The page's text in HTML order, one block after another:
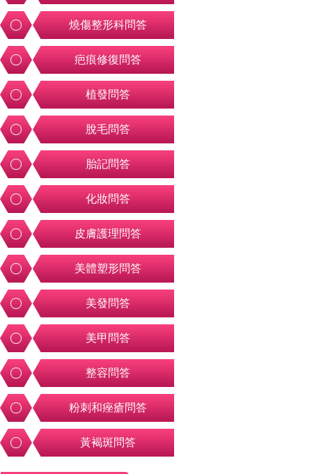
燒傷整形科問答
疤痕修復問答
植發問答
脫毛問答
胎記問答
化妝問答
皮膚護理問答
美體塑形問答
美發問答
美甲問答
整容問答
粉刺和痤瘡問答
黃褐斑問答